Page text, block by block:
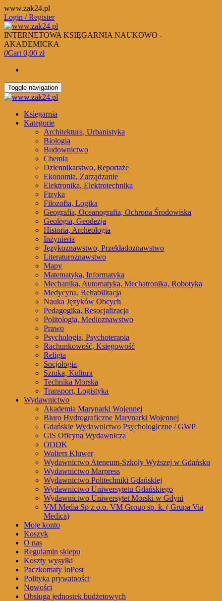
Skip
to
the
content
www.zak24.pl
Login / Register
INTERNETOWA KSIĘGARNIA NAUKOWO -
AKADEMICKA
0Cart 0,00 zł
Toggle navigation
Księgarnia
Kategorie
Architektura, Urbanistyka
Biologia
Budownictwo
Chemia
Dziennikarstwo, Reportaże
Ekonomia, Zarządzanie
Elektronika, Elektrotechnika
Fizyka
Filozofia, Logika
Geografia, Oceanografia, Ochrona Środowiska
Geologia, Geodezja
Historia, Archeologia
Inżynieria
Językoznawstwo, Przekładoznawstwo
Literaturoznawstwo
Mapy
Matematyka, Informatyka
Mechanika, Automatyka, Mechatronika, Robotyka
Medycyna, Rehabilitacja
Nauka Języków Obcych
Pedagogika, Resocjalizacja
Politologia, Medioznawstwo
Prawo
Psychologia, Psychoterapia
Rachunkowość, Księgowość
Religia
Socjologia
Sztuka, Kultura
Technika Morska
Transport, Logistyka
Wydawnictwo
Akademia Marynarki Wojennej
Biuro Hydrograficzne Marynarki Wojennej
Gdańskie Wydawnictwo Psychologiczne / GWP
GiS Oficyna Wydawnicza
ODDK
Wolters Kluwer
Wydawnictwo Ateneum-Szkoły Wyższej w Gdańsku
Wydawnictwo Marpress
Wydawnictwo Politechniki Gdańskiej
Wydawnictwo Uniwersytetu Gdańskiego
Wydawnictwo Uniwersytet Morski w Gdyni
VM Media Sp z o.o. VM Group sp. k. ( Grupa Via
Medica)
Moje konto
Koszyk
O nas
Regulamin sklepu
Koszty wysyłki
Paczkomaty InPost
Polityka prywatności
Nowości
Obsługa jednostek budżetowych